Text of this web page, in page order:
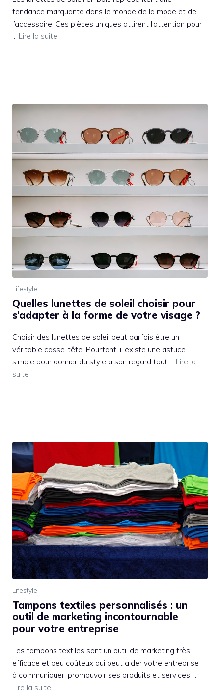
tendance marquante dans le monde de la mode et de
l’accessoire. Ces pièces uniques attirent l’attention pour
… Lire la suite
Lifestyle
Quelles lunettes de soleil choisir pour
s’adapter à la forme de votre visage ?
Choisir des lunettes de soleil peut parfois être un
véritable casse-tête. Pourtant, il existe une astuce
simple pour donner du style à son regard tout … Lire la
suite
Lifestyle
Tampons textiles personnalisés : un
outil de marketing incontournable
pour votre entreprise
Les tampons textiles sont un outil de marketing très
efficace et peu coûteux qui peut aider votre entreprise
à communiquer, promouvoir ses produits et services …
Lire la suite